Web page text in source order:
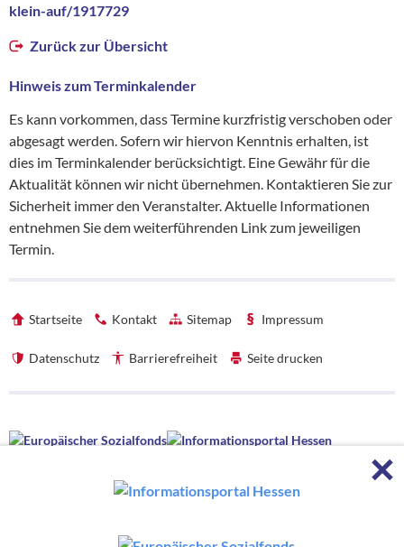
klein-auf/1917729
Zurück zur Übersicht
Hinweis zum Terminkalender
Es kann vorkommen, dass Termine kurzfristig verschoben oder
abgesagt werden. Sofern wir hiervon Kenntnis erhalten, ist
dies im Terminkalender berücksichtigt. Eine Gewähr für die
Aktualität können wir nicht übernehmen. Kontaktieren Sie zur
Sicherheit immer den Veranstalter. Aktuelle Informationen
entnehmen Sie dem weiterführenden Link zum jeweiligen
Termin.
Startseite Kontakt Sitemap Impressum
Datenschutz Barrierefreiheit Seite drucken
Die hessenweite Strategie OloV wird gefördert von der Europäischen
Union sowie aus Mitteln des Hessischen Ministeriums für Wirtschaft,
Ministeriums für Kultus, Bildung und Chancen.